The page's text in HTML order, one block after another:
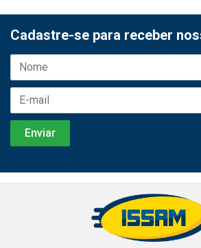
Cadastre-se para receber